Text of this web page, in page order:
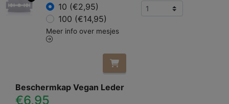
10 (€2,95)
100 (€14,95)
Meer info over mesjes
Beschermkap Vegan Leder
€6,95